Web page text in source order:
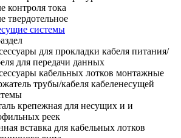
контроля тока
твердотельное
системы
для прокладки кабеля питания/
для передачи данных
кабельных лотков монтажные
трубы/кабеля кабеленесущей
крепежная для несущих и и
реек
вставка для кабельных лотков